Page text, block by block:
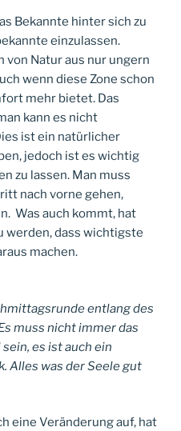
Bekannte hinter sich zu
einzulassen.
von Natur aus nur ungern
wenn diese Zone schon
mehr bietet. Das
kann es nicht
ist ein natürlicher
jedoch ist es wichtig
zu lassen. Man muss
nach vorne gehen,
Was auch kommt, hat
werden, dass wichtigste
machen.
entlang des
muss nicht immer das
es ist auch ein
Alles was der Seele gut
eine Veränderung auf, hat